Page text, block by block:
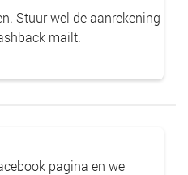
Stuur wel de aanrekening
mailt.
pagina en we